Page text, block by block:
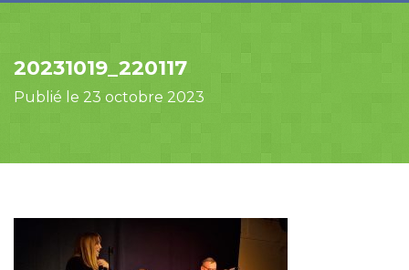
20231019_220117
Publié le 23 octobre 2023